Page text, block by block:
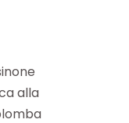
alla